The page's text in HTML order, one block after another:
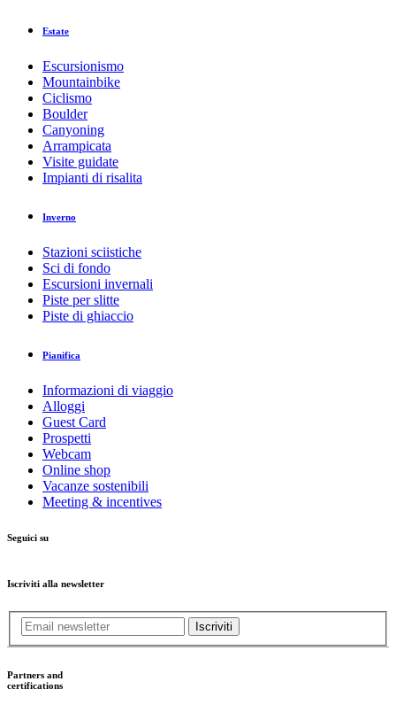
Estate
Escursionismo
Mountainbike
Ciclismo
Boulder
Canyoning
Arrampicata
Visite guidate
Impianti di risalita
Inverno
Stazioni sciistiche
Sci di fondo
Escursioni invernali
Piste per slitte
Piste di ghiaccio
Pianifica
Informazioni di viaggio
Alloggi
Guest Card
Prospetti
Webcam
Online shop
Vacanze sostenibili
Meeting & incentives
Seguici su
Iscriviti alla newsletter
Iscriviti
Partners and
certifications